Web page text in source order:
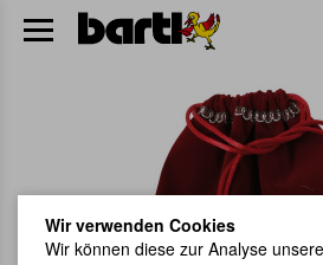
Wir verwenden Cookies
Wir können diese zur Analyse